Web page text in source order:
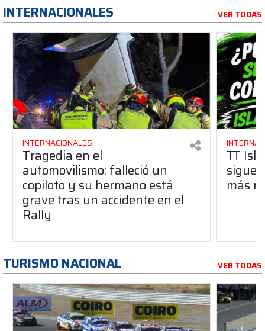
INTERNACIONALES VER TODAS
INTERNACIONALES
Tragedia en el
automovilismo: falleció un
copiloto y su hermano está
grave tras un accidente en el
Rally
TT
sigue
más
TURISMO NACIONAL VER TODAS